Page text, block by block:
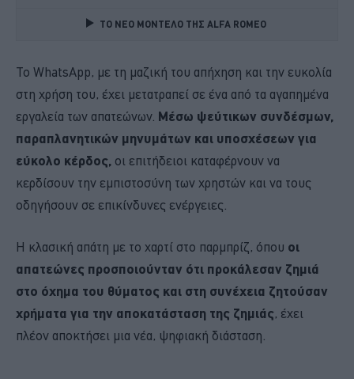
TO NEO MONTΕΛΟ ΤΗΣ ALFA ROMEO
Το WhatsApp, με τη μαζική του απήχηση και την ευκολία
στη χρήση του, έχει μετατραπεί σε ένα από τα αγαπημένα
εργαλεία των απατεώνων. Μέσω ψεύτικων συνδέσμων,
παραπλανητικών μηνυμάτων και υποσχέσεων για
εύκολο κέρδος, οι επιτήδειοι καταφέρνουν να
κερδίσουν την εμπιστοσύνη των χρηστών και να τους
οδηγήσουν σε επικίνδυνες ενέργειες.
Η κλασική απάτη με το χαρτί στο παρμπρίζ, όπου οι
απατεώνες προσποιούνταν ότι προκάλεσαν ζημιά
στο όχημα του θύματος και στη συνέχεια ζητούσαν
χρήματα για την αποκατάσταση της ζημιάς, έχει
πλέον αποκτήσει μια νέα, ψηφιακή διάσταση.